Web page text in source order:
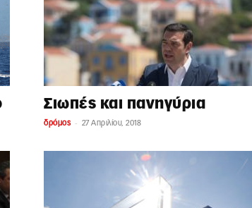
Σιωπές και πανηγύρια
δρόμος - 27 Απριλίου, 2018